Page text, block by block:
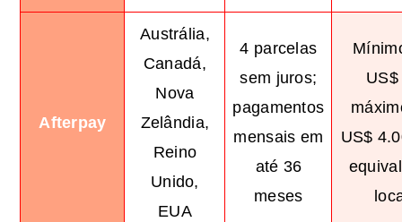
Afterpay
Austrália,
Canadá,
Nova
Zelândia,
Reino
Unido,
EUA
4 parcelas
sem juros;
pagamentos
mensais em
até 36
meses
US$
US$